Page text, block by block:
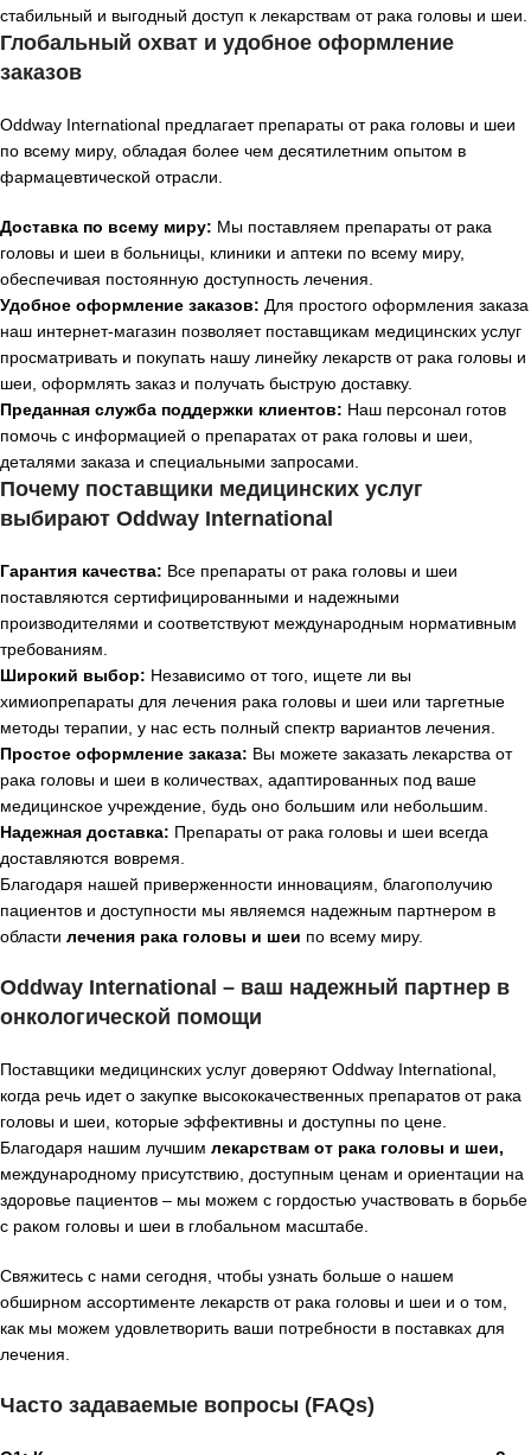
стабильный и выгодный доступ к лекарствам от рака головы и шеи.
Глобальный охват и удобное оформление
заказов
Oddway International предлагает препараты от рака головы и шеи
по всему миру, обладая более чем десятилетним опытом в
фармацевтической отрасли.
Доставка по всему миру: Мы поставляем препараты от рака
головы и шеи в больницы, клиники и аптеки по всему миру,
обеспечивая постоянную доступность лечения.
Удобное оформление заказов: Для простого оформления заказа
наш интернет-магазин позволяет поставщикам медицинских услуг
просматривать и покупать нашу линейку лекарств от рака головы и
шеи, оформлять заказ и получать быструю доставку.
Преданная служба поддержки клиентов: Наш персонал готов
помочь с информацией о препаратах от рака головы и шеи,
деталями заказа и специальными запросами.
Почему поставщики медицинских услуг
выбирают Oddway International
Гарантия качества: Все препараты от рака головы и шеи
поставляются сертифицированными и надежными
производителями и соответствуют международным нормативным
требованиям.
Широкий выбор: Независимо от того, ищете ли вы
химиопрепараты для лечения рака головы и шеи или таргетные
методы терапии, у нас есть полный спектр вариантов лечения.
Простое оформление заказа: Вы можете заказать лекарства от
рака головы и шеи в количествах, адаптированных под ваше
медицинское учреждение, будь оно большим или небольшим.
Надежная доставка: Препараты от рака головы и шеи всегда
доставляются вовремя.
Благодаря нашей приверженности инновациям, благополучию
пациентов и доступности мы являемся надежным партнером в
области лечения рака головы и шеи по всему миру.
Oddway International – ваш надежный партнер в
онкологической помощи
Поставщики медицинских услуг доверяют Oddway International,
когда речь идет о закупке высококачественных препаратов от рака
головы и шеи, которые эффективны и доступны по цене.
Благодаря нашим лучшим лекарствам от рака головы и шеи,
международному присутствию, доступным ценам и ориентации на
здоровье пациентов – мы можем с гордостью участвовать в борьбе
с раком головы и шеи в глобальном масштабе.
Свяжитесь с нами сегодня, чтобы узнать больше о нашем
обширном ассортименте лекарств от рака головы и шеи и о том,
как мы можем удовлетворить ваши потребности в поставках для
лечения.
Часто задаваемые вопросы (FAQs)